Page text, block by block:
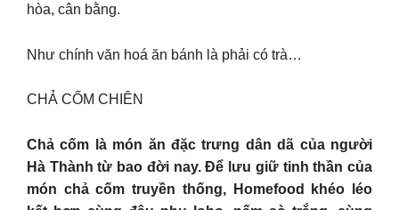
hòa, cân bằng.
Như chính văn hoá ăn bánh là phải có trà…
CHẢ CỐM CHIÊN
Chả cốm là món ăn đặc trưng dân dã của người
Hà Thành từ bao đời nay. Để lưu giữ tinh thần của
món chả cốm truyền thống, Homefood khéo léo